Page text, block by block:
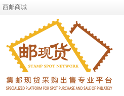
西邮商城